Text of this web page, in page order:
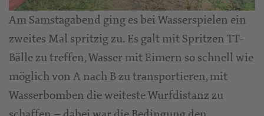
Am Samstagabend ging es bei Wasserspielen ein
zweites Mal spritzig zu. Es galt mit Spritzen TT-
Bälle zu treffen, Wasser mit Eimern so schnell wie
möglich von A nach B zu transportieren, mit
Wasserbomben die weiteste Wurfdistanz zu